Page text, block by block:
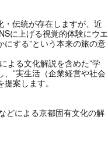
伝統が存在しますが、近
に上げる視覚的体験にウエ
にする”という本来の旅の意
よる文化解説を含めた”学
、”実生活（企業経営や社会
案します。
どによる京都固有文化の解